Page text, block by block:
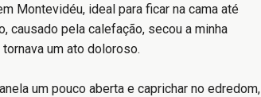
Montevidéu, ideal para ficar na cama até
causado pela calefação, secou a minha
um ato doloroso.
um pouco aberta e caprichar no edredom,